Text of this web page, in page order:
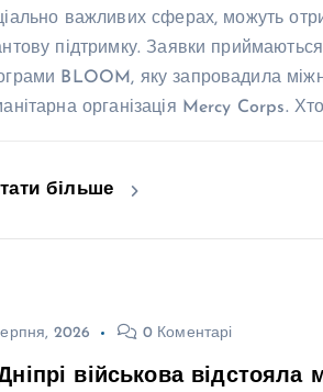
важливих сферах, можуть
підтримку. Заявки
BLOOM, яку запровадила
організація Mercy Corps.
більше
2026 0 Коментарі
військова відстояла